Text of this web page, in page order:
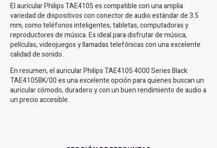
El auricular Philips TAE4105 es compatible con una amplia
variedad de dispositivos con conector de audio estándar de 3.5
mm, como teléfonos inteligentes, tabletas, computadoras y
reproductores de música. Es ideal para disfrutar de música,
películas, videojuegos y llamadas telefónicas con una excelente
calidad de sonido.
En resumen, el auricular Philips TAE4105 4000 Series Black
TAE4105BK/00 es una excelente opción para quienes buscan un
auricular cómodo, duradero y con un buen rendimiento de audio a
un precio accesible.